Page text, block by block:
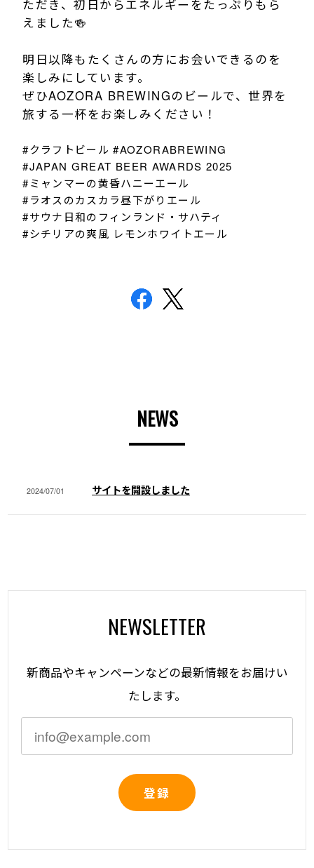
ただき、初日からエネルギーをたっぷりもら
えました🍻
明日以降もたくさんの方にお会いできるのを
楽しみにしています。
ぜひAOZORA BREWINGのビールで、世界を
旅する一杯をお楽しみください！
#クラフトビール #AOZORABREWING
#JAPAN GREAT BEER AWARDS 2025
#ミャンマーの黄昏ハニーエール
#ラオスのカスカラ昼下がりエール
#サウナ日和のフィンランド・サハティ
#シチリアの爽風 レモンホワイトエール
NEWS
2024/07/01 サイトを開設しました
NEWSLETTER
新商品やキャンペーンなどの最新情報をお届けい
たします。
登録